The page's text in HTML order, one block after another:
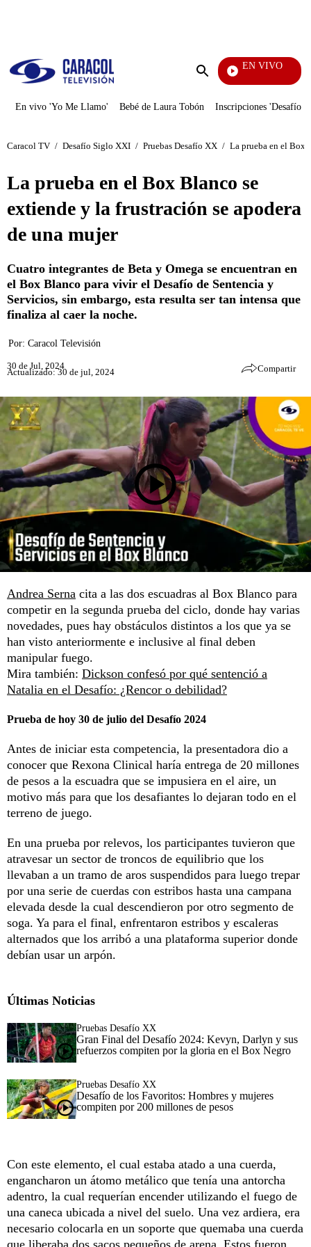
Enviar
EN VIVO
Vecinos
En vivo 'Yo Me Llamo' Bebé de Laura Tobón Inscripciones 'Desafío'
Caracol TV / Desafío Siglo XXI / Pruebas Desafío XX / La prueba en el Box
La prueba en el Box Blanco se
extiende y la frustración se apodera
de una mujer
Cuatro integrantes de Beta y Omega se encuentran en
el Box Blanco para vivir el Desafío de Sentencia y
Servicios, sin embargo, esta resulta ser tan intensa que
finaliza al caer la noche.
Por: Caracol Televisión
30 de Jul, 2024
Actualizado: 30 de jul, 2024 Compartir
Andrea Serna cita a las dos escuadras al Box Blanco para
competir en la segunda prueba del ciclo, donde hay varias
novedades, pues hay obstáculos distintos a los que ya se
han visto anteriormente e inclusive al final deben
manipular fuego.
Mira también: Dickson confesó por qué sentenció a
Natalia en el Desafío: ¿Rencor o debilidad?
Prueba de hoy 30 de julio del Desafío 2024
Antes de iniciar esta competencia, la presentadora dio a
conocer que Rexona Clinical haría entrega de 20 millones
de pesos a la escuadra que se impusiera en el aire, un
motivo más para que los desafiantes lo dejaran todo en el
terreno de juego.
En una prueba por relevos, los participantes tuvieron que
atravesar un sector de troncos de equilibrio que los
llevaban a un tramo de aros suspendidos para luego trepar
por una serie de cuerdas con estribos hasta una campana
elevada desde la cual descendieron por otro segmento de
soga. Ya para el final, enfrentaron estribos y escaleras
alternados que los arribó a una plataforma superior donde
debían usar un arpón.
Últimas Noticias
Pruebas Desafío XX
Gran Final del Desafío 2024: Kevyn, Darlyn y sus
refuerzos compiten por la gloria en el Box Negro
Pruebas Desafío XX
Desafío de los Favoritos: Hombres y mujeres
compiten por 200 millones de pesos
Con este elemento, el cual estaba atado a una cuerda,
engancharon un átomo metálico que tenía una antorcha
adentro, la cual requerían encender utilizando el fuego de
una caneca ubicada a nivel del suelo. Una vez ardiera, era
necesario colocarla en un soporte que quemaba una cuerda
que liberaba dos sacos pequeños de arena. Estos fueron